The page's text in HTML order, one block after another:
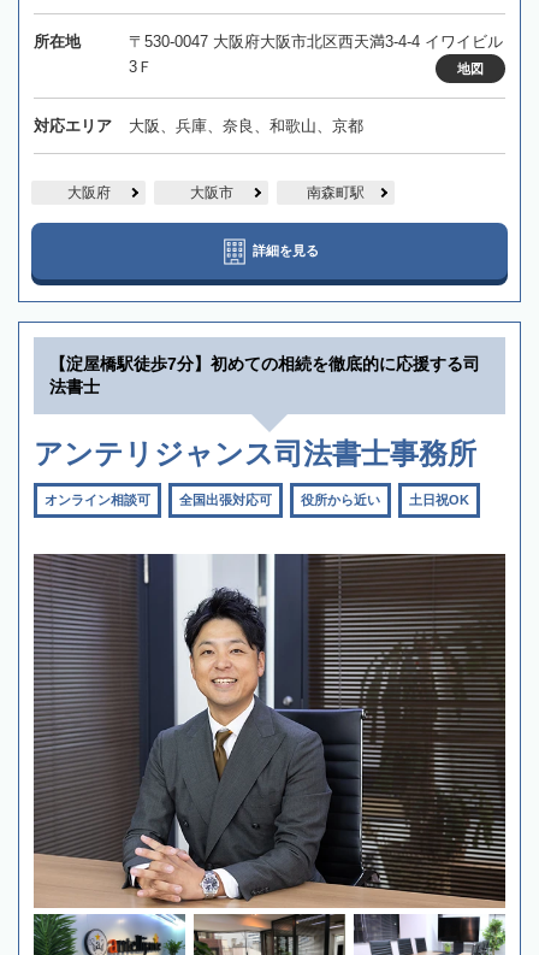
所在地
〒530-0047 大阪府大阪市北区西天満3-4-4 イワイビル
3Ｆ
地図
対応エリア 大阪、兵庫、奈良、和歌山、京都
大阪府 大阪市 南森町駅
詳細を見る
【淀屋橋駅徒歩7分】初めての相続を徹底的に応援する司
法書士
アンテリジャンス司法書士事務所
オンライン相談可 全国出張対応可 役所から近い 土日祝OK